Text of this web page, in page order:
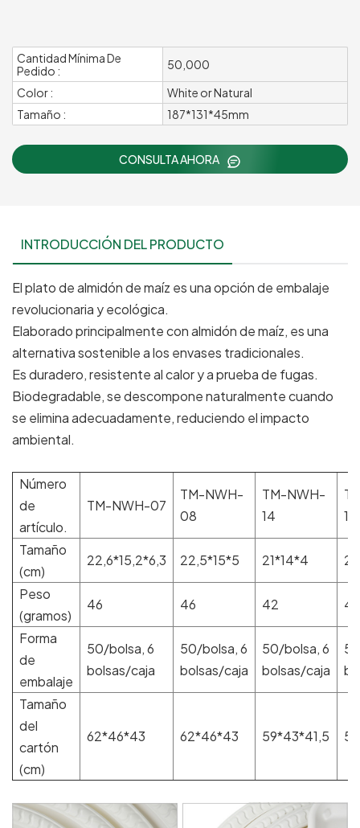
Cantidad Mínima De
Pedido :
50,000
Color :
White or Natural
Tamaño :
187*131*45mm
CONSULTA AHORA
INTRODUCCIÓN DEL PRODUCTO
El plato de almidón de maíz es una opción de embalaje
revolucionaria y ecológica.
Elaborado principalmente con almidón de maíz, es una
alternativa sostenible a los envases tradicionales.
Es duradero, resistente al calor y a prueba de fugas.
Biodegradable, se descompone naturalmente cuando
se elimina adecuadamente, reduciendo el impacto
ambiental.
Número
de
artículo.
TM-NWH-07
TM-NWH-
08
TM-NWH-
14
15
Tamaño
(cm)
22,6*15,2*6,3 22,5*15*5 21*14*4
Peso
(gramos)
46 46 42
42
Forma
de
embalaje
50/bolsa, 6
bolsas/caja
50/bolsa, 6
bolsas/caja
50/bolsa, 6
bolsas/caja
Tamaño
del
cartón
(cm)
62*46*43 62*46*43 59*43*41,5